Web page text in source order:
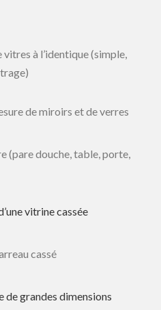
à l’identique (simple,
de miroirs et de verres
(pare douche, table, porte,
vitrine cassée
cassé
de grandes dimensions